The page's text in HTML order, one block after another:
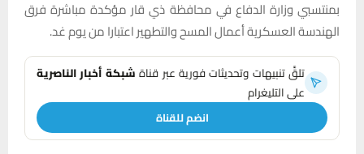
بمنتسبي وزارة الدفاع في محافظة ذي قار مؤكدة مباشرة فرق
الهندسة العسكرية أعمال المسح والتطهير اعتبارا من يوم غد.
تلقَّ تنبيهات وتحديثات فورية عبر قناةشبكة أخبار الناصرية
على التليغرام
انضم للقناة